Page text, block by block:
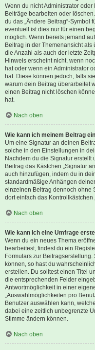
Wenn du nicht Administrator
Beiträge bearbeiten oder
du das „Ändere Beitrag“-Symbol
eventuell ist dies nur für einen
möglich. Wenn bereits jemand
Beitrag in der Themenansicht als
die Anzahl als auch der letzte
Hinweis erscheint nicht, wenn
hat oder wenn ein Administrator
hat. Diese können jedoch, falls
warum dein Beitrag überarbeitet
einen Beitrag nicht löschen
hat.
Nach oben
Wie kann ich meinem Beitrag
Um eine Signatur an deinen
solche in den Einstellungen in
Nachdem du die Signatur erstellt
Beitrag das Kästchen „Signatur
auch hinzufügen, indem du in
standardmäßige Anhängen
einzelnen Beitrag dennoch ohne
dort einfach das
Nach oben
Wie kann ich eine Umfrage
Wenn du ein neues Thema
bearbeitest, findest du ein
Formulars zur
können, so hast du
erstellen. Du solltest einen Titel
die entsprechenden Felder
Antwortmöglichkeit in einer
„Auswahlmöglichkeiten pro
Benutzer auswählen kann,
dabei eine zeitlich unbegrenzte
Stimme ändern können.
Nach oben